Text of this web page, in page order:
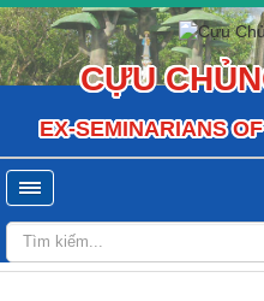
CỰU
EX-SEMINARIANS